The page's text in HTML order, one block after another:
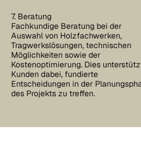
7. Beratung
Fachkundige Beratung bei der
Auswahl von Holzfachwerken,
Tragwerkslösungen, technischen
Möglichkeiten sowie der
Kostenoptimierung. Dies
Kunden dabei, fundierte
Entscheidungen in der
des Projekts zu treffen.